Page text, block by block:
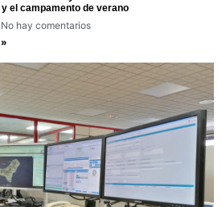
el campamento de verano
No hay comentarios